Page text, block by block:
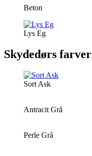
Beton
Lys Eg
Skydedørs farver
Sort Ask
Antracit Grå
Perle Grå